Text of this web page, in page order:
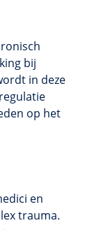
bij
in deze
op het
en
trauma.